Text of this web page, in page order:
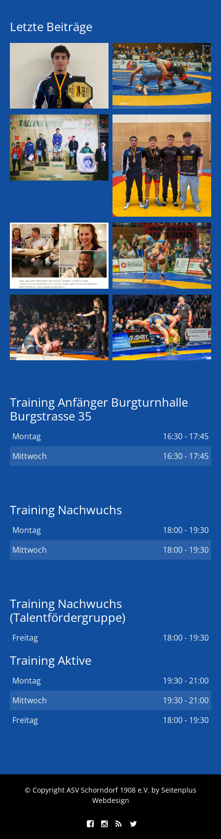
Letzte Beiträge
Training Anfänger Burgturnhalle
Burgstrasse 35
Montag
16:30 - 17:45
Mittwoch
16:30 - 17:45
Training Nachwuchs
Montag
18:00 - 19:30
Mittwoch
18:00 - 19:30
Training Nachwuchs
(Talentfördergruppe)
Freitag 18:00 - 19:30
Training Aktive
Montag
19:30 - 21:00
Mittwoch
19:30 - 21:00
Freitag
18:00 - 19:30
© Copyright ASV Schorndorf 1908 e.V. by Seitenplus
Webdesign